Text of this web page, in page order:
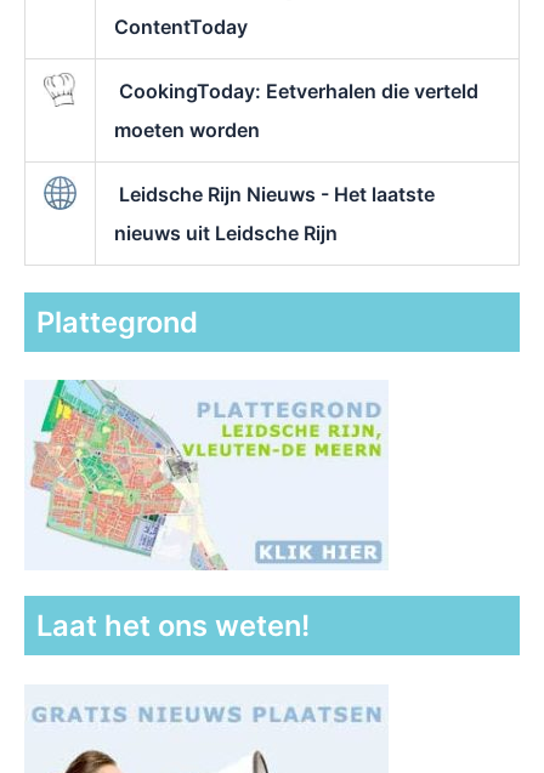
ContentToday
CookingToday: Eetverhalen die verteld
moeten worden
Leidsche Rijn Nieuws - Het laatste
nieuws uit Leidsche Rijn
Plattegrond
Laat het ons weten!